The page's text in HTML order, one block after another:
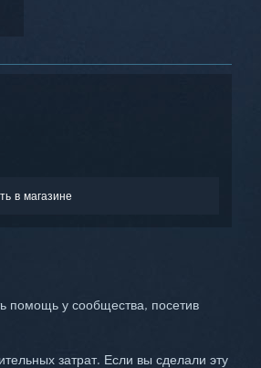
в магазине
помощь у сообщества, посетив
затрат. Если вы сделали эту